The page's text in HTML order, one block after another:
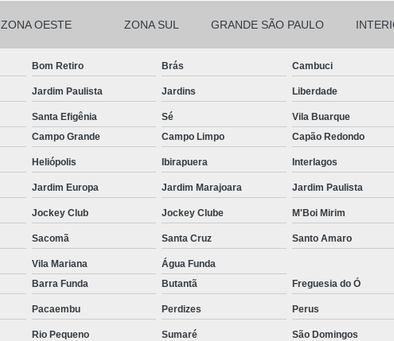
Nobreak Bom para Servidor
Nobreak de Rack Servidor
Nobreak para 2 Servidores
Nobreak para
Nobreak para Data Center
Nobreak
Nobreak para Provedor de Internet
Nobreak
Nobreak de Servidor Data Center
Nobreak
Nobreak de Servidor para Rede
Nobreak para
Nobreak para Servidor de Rede
Nobreak
Nobreak Rack Servidor
Nobreak Servidor
Nobreak Sms para Servidor
Rack Servidor Nobreak
Termografia Edifícios
Termografia Elétrica
Termografia Industrial
Termografia
ZONA OESTE ZONA SUL GRANDE SÃO PAULO
Bom Retiro Brás Cambuci
Jardim Paulista Jardins Liberdade
Santa Efigênia Sé
Vila Buarque
Campo Grande Campo Limpo Capão Redondo
Heliópolis Ibirapuera Interlagos
Jardim Europa Jardim Marajoara Jardim Paulista
Jockey Club Jockey Clube M'Boi Mirim
Sacomã Santa Cruz Santo Amaro
Vila Mariana
Água Funda
Barra Funda Butantã Freguesia do Ó
Pacaembu Perdizes Perus
Rio Pequeno Sumaré São Domingos